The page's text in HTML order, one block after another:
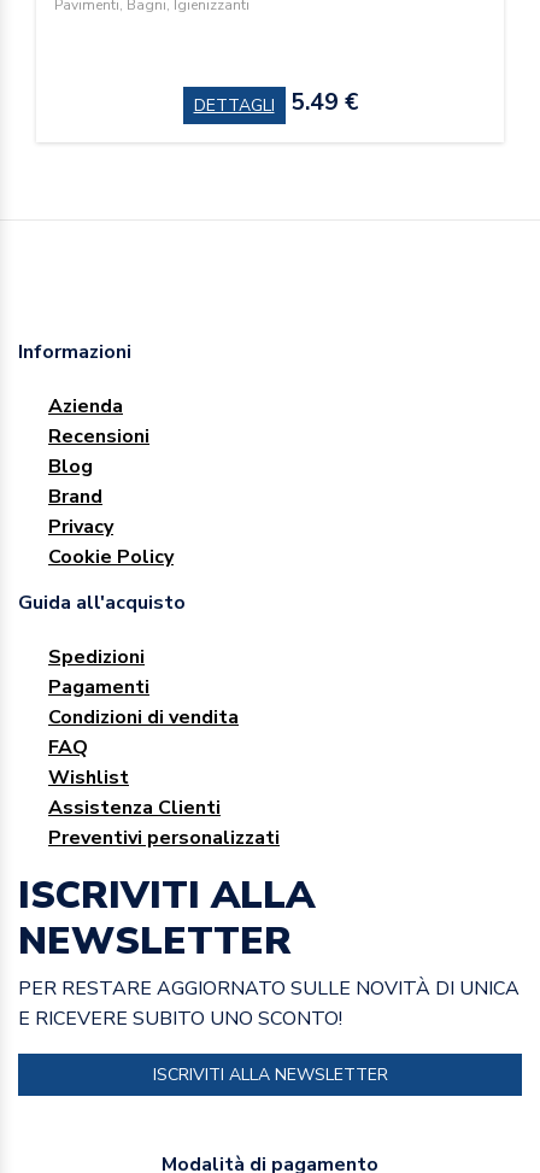
Pavimenti, Bagni, Igienizzanti
DETTAGLI 5.49 €
Informazioni
Azienda
Recensioni
Blog
Brand
Privacy
Cookie Policy
Guida all'acquisto
Spedizioni
Pagamenti
Condizioni di vendita
FAQ
Wishlist
Assistenza Clienti
Preventivi personalizzati
ISCRIVITI ALLA
NEWSLETTER
PER RESTARE AGGIORNATO SULLE NOVITÀ DI UNICA
E RICEVERE SUBITO UNO SCONTO!
ISCRIVITI ALLA NEWSLETTER
Modalità di pagamento